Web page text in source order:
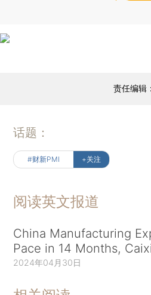
责任编辑
话题：
#财新PMI +关注
阅读英文报道
China Manufacturing
Pace in 14 Months,
2024年04月30日